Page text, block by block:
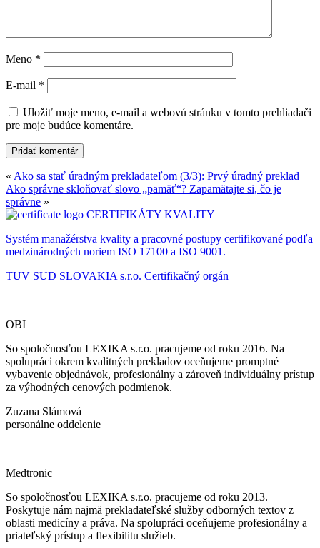
Meno *
E-mail *
Uložiť moje meno, e-mail a webovú stránku v tomto prehliadači
pre moje budúce komentáre.
« Ako sa stať úradným prekladateľom (3/3): Prvý úradný preklad
Ako správne skloňovať slovo „pamäť“? Zapamätajte si, čo je
správne »
CERTIFIKÁTY KVALITY
Systém manažérstva kvality a pracovné postupy certifikované podľa
medzinárodných noriem ISO 17100 a ISO 9001.
TUV SUD SLOVAKIA s.r.o. Certifikačný orgán
OBI
So spoločnosťou LEXIKA s.r.o. pracujeme od roku 2016. Na
spolupráci okrem kvalitných prekladov oceňujeme promptné
vybavenie objednávok, profesionálny a zároveň individuálny prístup
za výhodných cenových podmienok.
Zuzana Slámová
personálne oddelenie
Medtronic
So spoločnosťou LEXIKA s.r.o. pracujeme od roku 2013.
Poskytuje nám najmä prekladateľské služby odborných textov z
oblasti medicíny a práva. Na spolupráci oceňujeme profesionálny a
priateľský prístup a flexibilitu služieb.